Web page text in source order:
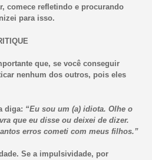
comece refletindo e procurando
para isso.
que, se você conseguir
nenhum dos outros, pois eles
diga: “Eu sou um (a) idiota. Olhe o
que eu disse ou deixei de dizer.
erros cometi com meus filhos.”
Se a impulsividade, por